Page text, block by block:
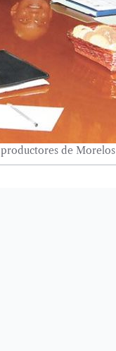
de Morelos